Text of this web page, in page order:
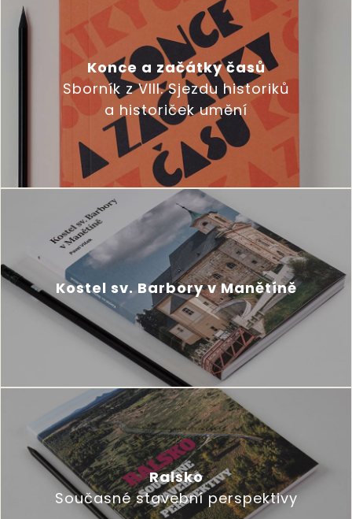
Konce a začátky časů
Sborník z VIII. Sjezdu historiků
a historiček umění
Kostel sv. Barbory v Manětíně
Ralsko
Současné stavební perspektivy